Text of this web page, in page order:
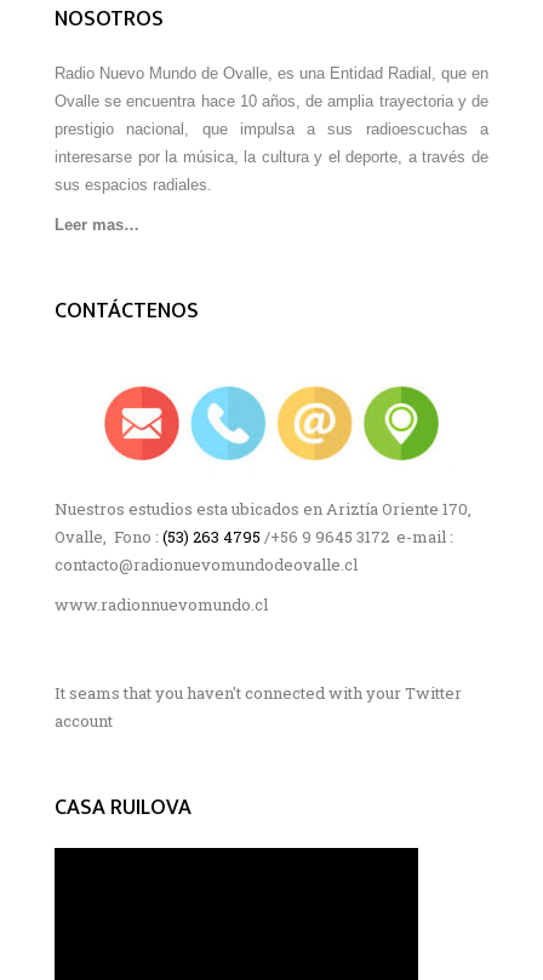
NOSOTROS
Radio Nuevo Mundo de Ovalle, es una Entidad Radial, que en
Ovalle se encuentra hace 10 años, de amplia trayectoria y de
prestigio nacional, que impulsa a sus radioescuchas a
interesarse por la música, la cultura y el deporte, a través de
sus espacios radiales.
Leer mas…
CONTÁCTENOS
Nuestros estudios esta ubicados en Ariztía Oriente 170,
Ovalle, Fono : (53) 263 4795 /+56 9 9645 3172 e-mail :
contacto@radionuevomundodeovalle.cl
www.radionnuevomundo.cl
It seams that you haven't connected with your Twitter
account
CASA RUILOVA